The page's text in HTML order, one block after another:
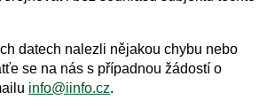
datech nalezli nějakou chybu nebo
se na nás s případnou žádostí o
info@iinfo.cz.